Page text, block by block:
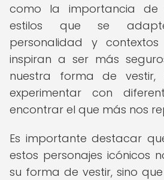
como la importancia de
estilos que se
personalidad y contextos
inspiran a ser más
nuestra forma de
experimentar con
encontrar el que más nos
Es importante destacar
estos personajes icónicos
su forma de vestir, sino